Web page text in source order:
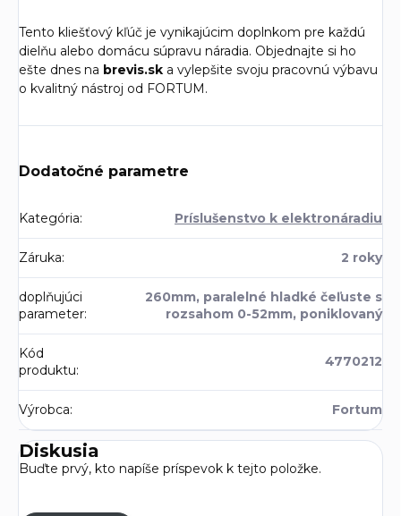
Tento kliešťový kľúč je vynikajúcim doplnkom pre každú
dielňu alebo domácu súpravu náradia. Objednajte si ho
ešte dnes na brevis.sk a vylepšite svoju pracovnú výbavu
o kvalitný nástroj od FORTUM.
Dodatočné parametre
Kategória: Príslušenstvo k elektronáradiu
Záruka: 2 roky
doplňujúci
parameter:
260mm, paralelné hladké čeľuste s
rozsahom 0-52mm, poniklovaný
Kód
produktu:
4770212
Výrobca: Fortum
Diskusia
Buďte prvý, kto napíše príspevok k tejto položke.